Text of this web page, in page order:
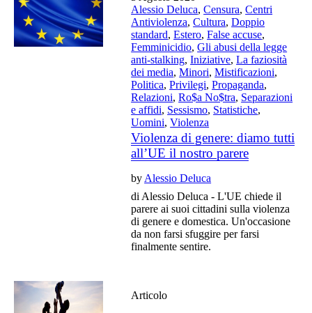
Alessio Deluca,Censura,Centri
Antiviolenza,Cultura,Doppio
standard,Estero,False accuse,
Femminicidio,Gli abusi della legge
anti-stalking,Iniziative,La faziosità
dei media,Minori,Mistificazioni,
Politica,Privilegi,Propaganda,
Relazioni,Ro$a No$tra, Separazioni
e affidi, Sessismo, Statistiche,
Uomini,Violenza
Violenza di genere: diamo tutti
all’UE il nostro parere
by Alessio Deluca
di Alessio Deluca - L'UE chiede il
parere ai suoi cittadini sulla violenza
di genere e domestica. Un'occasione
da non farsi sfuggire per farsi
finalmente sentire.
Articolo